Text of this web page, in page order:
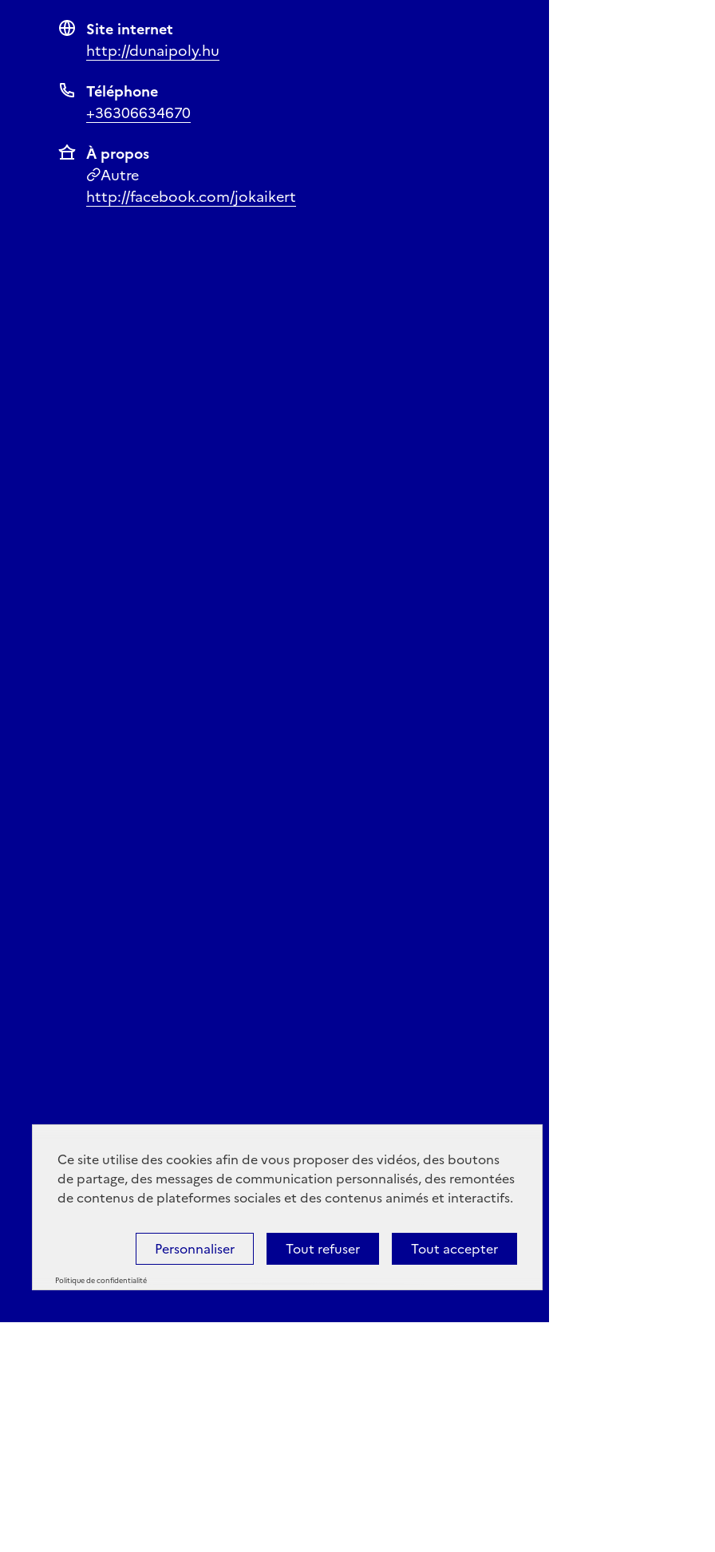
Ce site utilise des cookies afin de vous proposer des vidéos, des boutons
de partage, des messages de communication personnalisés, des remontées
de contenus de plateformes sociales et des contenus animés et interactifs.
Tout accepter
Tout refuser
Personnaliser
Politique de confidentialité
Site internet
http://dunaipoly.hu
Téléphone
+36306634670
À propos
Autre
http://facebook.com/jokaikert